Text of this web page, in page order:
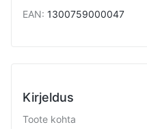
EAN: 1300759000047
Kirjeldus
Toote kohta